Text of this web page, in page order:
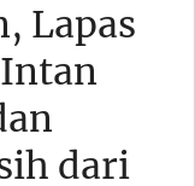
Lapas
dari